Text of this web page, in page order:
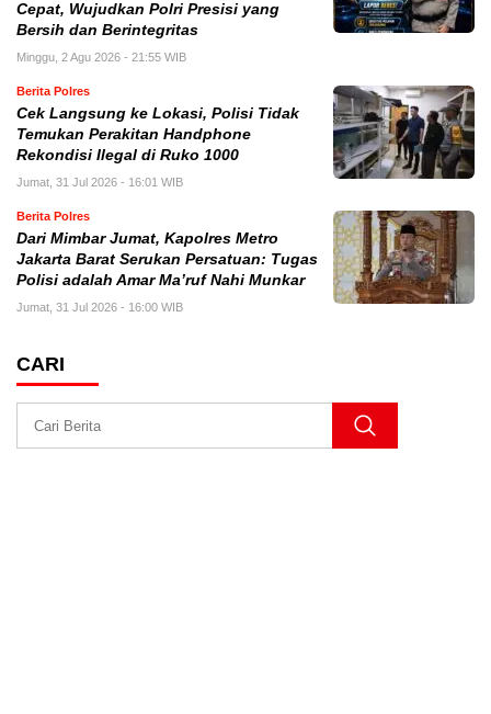
Cepat, Wujudkan Polri Presisi yang
Bersih dan Berintegritas
Minggu, 2 Agu 2026 - 21:55 WIB
Berita Polres
Cek Langsung ke Lokasi, Polisi Tidak
Temukan Perakitan Handphone
Rekondisi Ilegal di Ruko 1000
Jumat, 31 Jul 2026 - 16:01 WIB
Berita Polres
Dari Mimbar Jumat, Kapolres Metro
Jakarta Barat Serukan Persatuan: Tugas
Polisi adalah Amar Ma’ruf Nahi Munkar
Jumat, 31 Jul 2026 - 16:00 WIB
CARI